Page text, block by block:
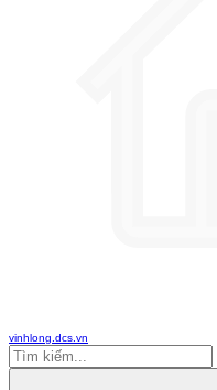
vinhlong.dcs.vn